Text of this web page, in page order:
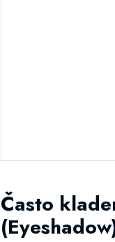
Často